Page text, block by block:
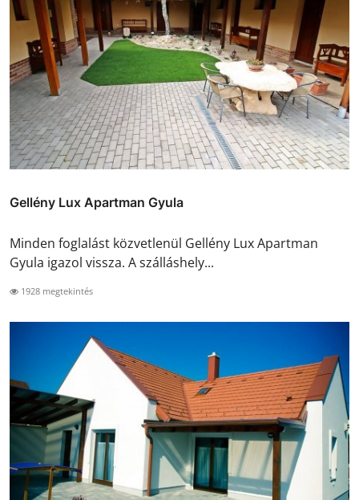
Gellény Lux Apartman Gyula
Minden foglalást közvetlenül Gellény Lux Apartman
Gyula igazol vissza. A szálláshely...
1928 megtekintés